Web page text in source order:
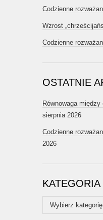
Codzienne
Wzrost
Codzienne
OSTATNIE
Równowaga
sierpnia 2026
Codzienne
2026
KATEGORIA
Kategoria